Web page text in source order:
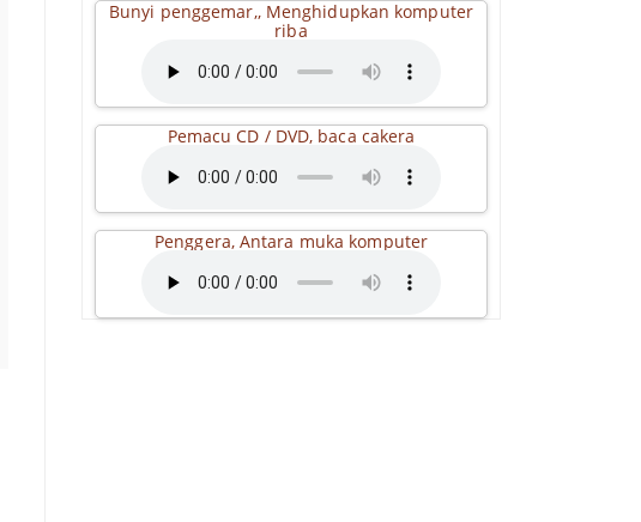
Bunyi penggemar,, Menghidupkan komputer
riba
Pemacu CD / DVD, baca cakera
Penggera, Antara muka komputer